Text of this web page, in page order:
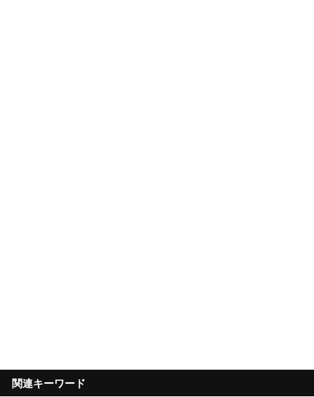
関連キーワード